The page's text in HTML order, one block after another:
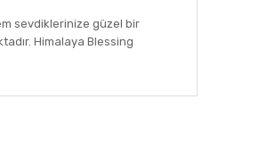
sevdiklerinize güzel bir
Himalaya Blessing